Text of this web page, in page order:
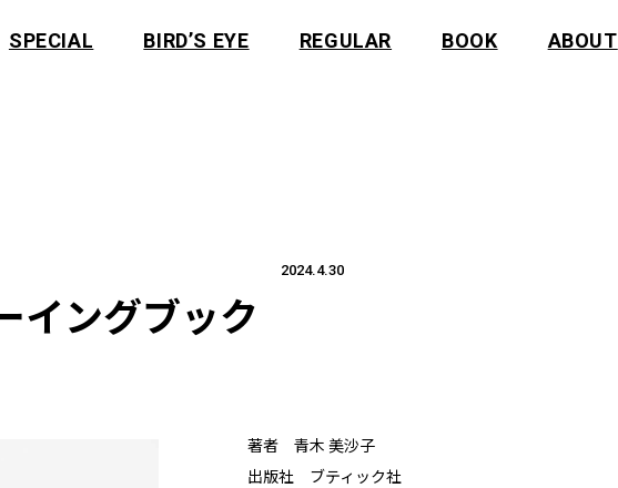
SPECIAL BIRD’S EYE REGULAR BOOK ABOUT
2024.4.30
イングブック
著者 青木 美沙子
出版社 ブティック社